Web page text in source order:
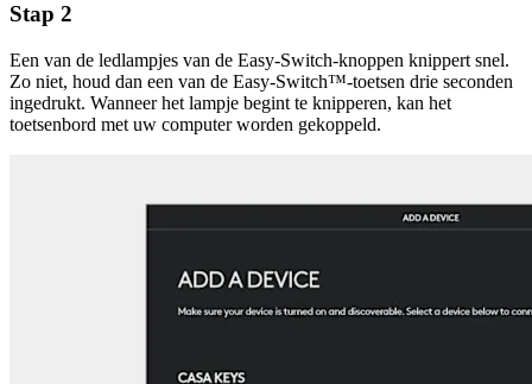
Stap 2
Een van de ledlampjes van de Easy-Switch-knoppen knippert snel.
Zo niet, houd dan een van de Easy-Switch™-toetsen drie seconden
ingedrukt. Wanneer het lampje begint te knipperen, kan het
toetsenbord met uw computer worden gekoppeld.